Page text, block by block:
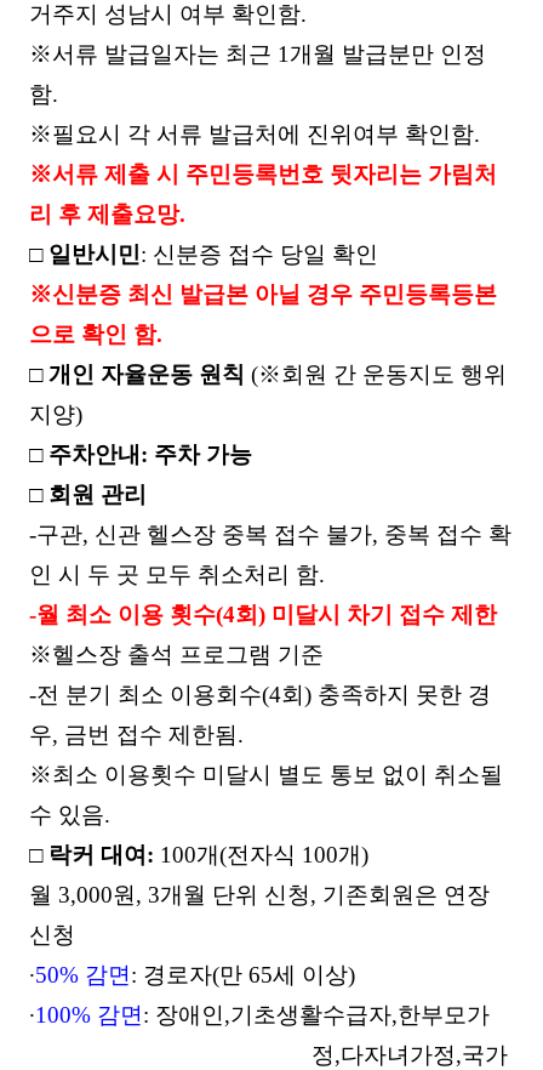
거주지 성남시 여부 확인함.
※서류 발급일자는 최근 1 개월 발급분만 인정
함.
※필요시 각 서류 발급처에 진위여부 확인함.
※서류 제출 시 주민등록번호 뒷자리는 가림처
리 후 제출요망.
□ 일반시민: 신분증 접수 당일 확인
※신분증 최신 발급본 아닐 경우 주민등록등본
으로 확인 함.
□개인 자율운동 원칙 (※회원 간 운동지도 행위
지양)
□ 주차안내 : 주차 가능
□ 회원 관리
-구관, 신관 헬스장 중복 접수 불가, 중복 접수 확
인 시 두 곳 모두 취소처리 함.
-월 최소 이용 횟수(4회) 미달시 차기 접수 제한
※헬스장 출석 프로그램 기준
-전 분기 최소 이용회수(4회) 충족하지 못한 경
우, 금번 접수 제한됨.
※최소 이용횟수 미달시 별도 통보 없이 취소될
수 있음.
□ 락커 대여 : 100개(전자식 100개)
월 3,000원 , 3개월 단위 신청, 기존회원은 연장
신청
∙50% 감면 : 경로자(만65세 이상)
∙100% 감면 : 장애인,기초생활수급자,한부모가
정,다자녀가정,국가